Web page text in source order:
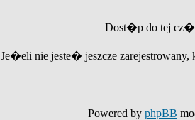
Dost�p do tej
Je�eli nie jeste� jeszcze
Powered by phpBB